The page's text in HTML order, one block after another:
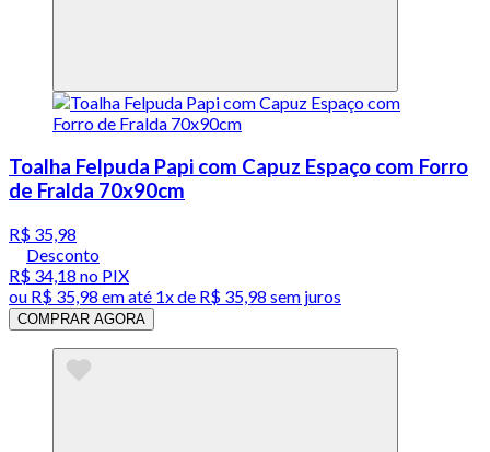
Toalha Felpuda Papi com Capuz Espaço com Forro
de Fralda 70x90cm
R$ 35,98
Desconto
R$ 34,18 no PIX
ou R$ 35,98 em até 1x de R$ 35,98 sem juros
COMPRAR AGORA